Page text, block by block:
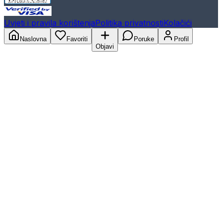
Uvjeti i pravila korištenjaPolitika privatnostiKolačići
Naslovna
Favoriti
Objavi
Poruke Profil